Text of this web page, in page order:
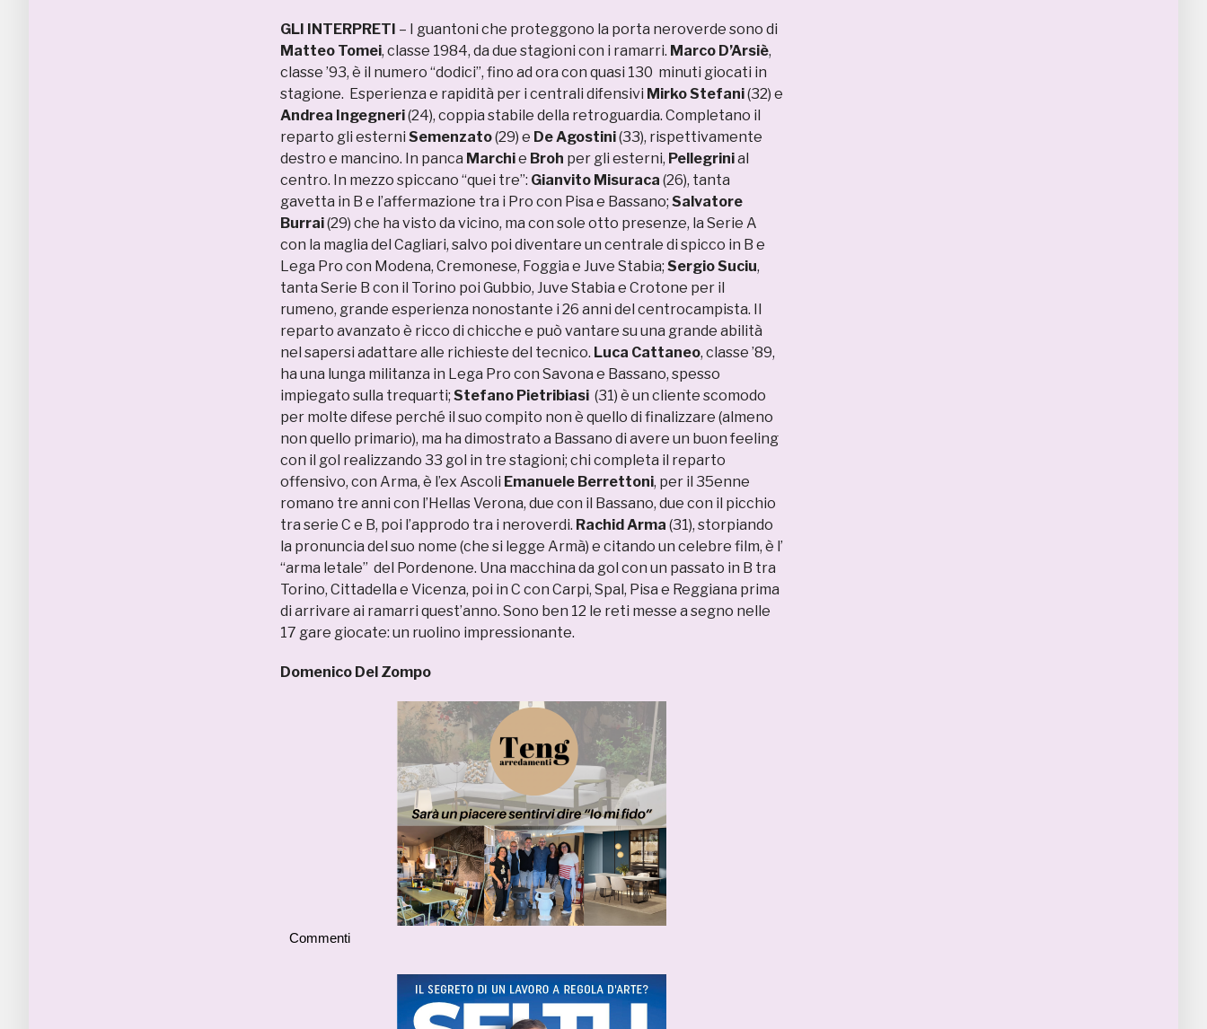
GLI INTERPRETI – I guantoni che proteggono la porta neroverde sono di
Matteo Tomei, classe 1984, da due stagioni con i ramarri. Marco D’Arsiè,
classe ’93, è il numero “dodici”, fino ad ora con quasi 130 minuti giocati in
stagione. Esperienza e rapidità per i centrali difensivi Mirko Stefani(32) e
Andrea Ingegneri(24), coppia stabile della retroguardia. Completano il
reparto gli esterni Semenzato(29) e De Agostini(33), rispettivamente
destro e mancino. In panca Marchie Broh per gli esterni, Pellegrinial
centro. In mezzo spiccano “quei tre”: Gianvito Misuraca (26), tanta
gavetta in B e l’affermazione tra i Pro con Pisa e Bassano; Salvatore
Burrai(29) che ha visto da vicino, ma con sole otto presenze, la Serie A
con la maglia del Cagliari, salvo poi diventare un centrale di spicco in B e
Lega Pro con Modena, Cremonese, Foggia e Juve Stabia; Sergio Suciu,
tanta Serie B con il Torino poi Gubbio, Juve Stabia e Crotone per il
rumeno, grande esperienza nonostante i 26 anni del centrocampista. Il
reparto avanzato è ricco di chicche e può vantare su una grande abilità
nel sapersi adattare alle richieste del tecnico. Luca Cattaneo, classe ’89,
ha una lunga militanza in Lega Pro con Savona e Bassano, spesso
impiegato sulla trequarti; Stefano Pietribiasi (31) è un cliente scomodo
per molte difese perché il suo compito non è quello di finalizzare (almeno
non quello primario), ma ha dimostrato a Bassano di avere un buon feeling
con il gol realizzando 33 gol in tre stagioni; chi completa il reparto
offensivo, con Arma, è l’ex Ascoli Emanuele Berrettoni, per il 35enne
romano tre anni con l’Hellas Verona, due con il Bassano, due con il picchio
tra serie C e B, poi l’approdo tra i neroverdi. Rachid Arma (31), storpiando
la pronuncia del suo nome (che si legge Armà) e citando un celebre film, è l’
“arma letale” del Pordenone. Una macchina da gol con un passato in B tra
Torino, Cittadella e Vicenza, poi in C con Carpi, Spal, Pisa e Reggiana prima
di arrivare ai ramarri quest’anno. Sono ben 12 le reti messe a segno nelle
17 gare giocate: un ruolino impressionante.
Domenico Del Zompo
Commenti